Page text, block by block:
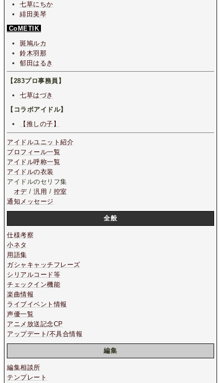
七草にちか
緋田美琴
CoMETIK
斑鳩ルカ
鈴木羽那
郁田はるき
【283プロ事務員】
七草はづき
【コラボアイドル】
【推しの子】
アイドルユニット紹介
プロフィール一覧
アイドル呼称一覧
アイドルの衣装
アイドルのセリフ集
オデ/汎用 / 控室
通知メッセージ
全般
仕様考察
小ネタ
用語集
ガシャキャッチフレーズ
シリアルコード等
チェックイン機能
楽曲情報
ライブイベント情報
声優一覧
アニメ放送記念CP
アップデート/不具合情報
編集
編集相談所
テンプレート